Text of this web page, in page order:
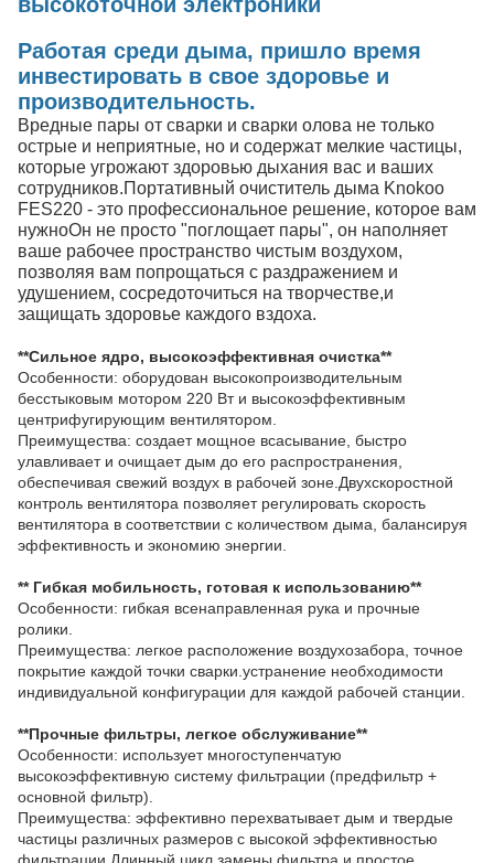
Работая среди дыма, пришло время
инвестировать в свое здоровье и
производительность.
Вредные пары от сварки и сварки олова не только
острые и неприятные, но и содержат мелкие частицы,
которые угрожают здоровью дыхания вас и ваших
сотрудников.Портативный очиститель дыма Knokoo
FES220 - это профессиональное решение, которое вам
нужноОн не просто "поглощает пары", он наполняет
ваше рабочее пространство чистым воздухом,
позволяя вам попрощаться с раздражением и
удушением, сосредоточиться на творчестве,и
защищать здоровье каждого вздоха.
**Сильное ядро, высокоэффективная очистка**
Особенности: оборудован высокопроизводительным
бесстыковым мотором 220 Вт и высокоэффективным
центрифугирующим вентилятором.
Преимущества: создает мощное всасывание, быстро
улавливает и очищает дым до его распространения,
обеспечивая свежий воздух в рабочей зоне.Двухскоростной
контроль вентилятора позволяет регулировать скорость
вентилятора в соответствии с количеством дыма, балансируя
эффективность и экономию энергии.
** Гибкая мобильность, готовая к использованию**
Особенности: гибкая всенаправленная рука и прочные
ролики.
Преимущества: легкое расположение воздухозабора, точное
покрытие каждой точки сварки.устранение необходимости
индивидуальной конфигурации для каждой рабочей станции.
**Прочные фильтры, легкое обслуживание**
Особенности: использует многоступенчатую
высокоэффективную систему фильтрации (предфильтр +
основной фильтр).
Преимущества: эффективно перехватывает дым и твердые
частицы различных размеров с высокой эффективностью